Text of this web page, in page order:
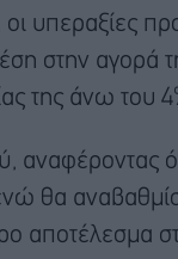
υπεραξίες
στην αγορά
της άνω του
αναφέροντας
θα
αποτέλεσμα